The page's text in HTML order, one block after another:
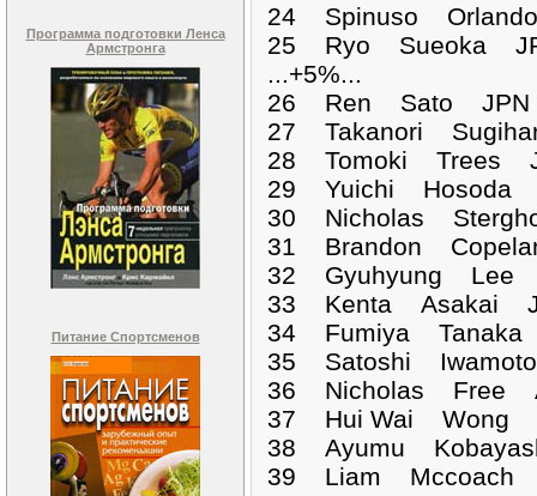
Программа подготовки Ленса
Армстронга
Питание Спортсменов
24 Spinuso
25 Ryo Sueoka
...+5%...
26 Ren Sato JPN
27 Takanori
28 Tomoki Trees
29 Yuichi Hosoda
30 Nicholas
31 Brandon
32 Gyuhyung Lee
33 Kenta Asakai
34 Fumiya
35 Satoshi
36 Nicholas Free
37 Hui Wai Wong
38 Ayumu
39 Liam Mccoach